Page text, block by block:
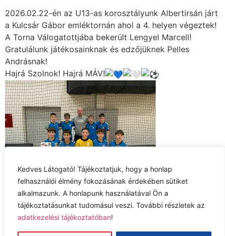
Kedves Látogató! Tájékoztatjuk, hogy a honlap
felhasználói élmény fokozásának érdekében sütiket
alkalmazunk. A honlapunk használatával Ön a
tájékoztatásunkat tudomásul veszi. További részletek az
adatkezelési tájékoztatóban!
2026.02.22-én az U13-as korosztályunk Albertirsán járt
a Kulcsár Gábor emléktornán ahol a 4. helyen végeztek!
A Torna Válogatottjába bekerült Lengyel Marcell!
Gratulálunk játékosainknak és edzőjüknek Pelles
Andrásnak!
Hajrá Szolnok! Hajrá MÁV!
Adatkezelési tájékoztató
Jog nyilatkozat